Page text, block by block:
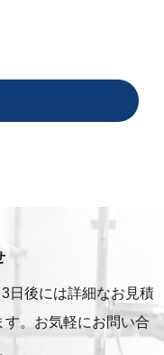
日後には詳細なお見積
。お気軽にお問い合